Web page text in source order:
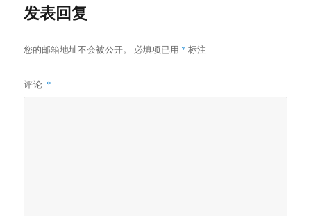
发表回复
您的邮箱地址不会被公开。 必填项已用 * 标注
评论 *